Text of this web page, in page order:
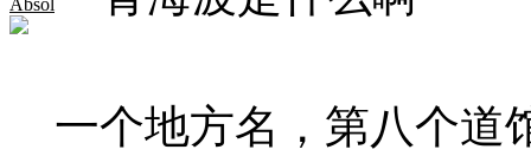
一个地方名，第八个道